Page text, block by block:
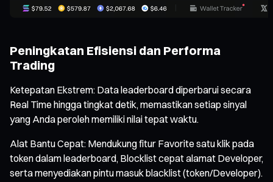
Peningkatan Efisiensi dan Performa
Trading
Ketepatan Ekstrem: Data leaderboard diperbarui secara
Real Time hingga tingkat detik, memastikan setiap sinyal
yang Anda peroleh memiliki nilai tepat waktu.
Alat Bantu Cepat: Mendukung fitur Favorite satu klik pada
token dalam leaderboard, Blocklist cepat alamat Developer,
serta menyediakan pintu masuk blacklist (token/Developer).